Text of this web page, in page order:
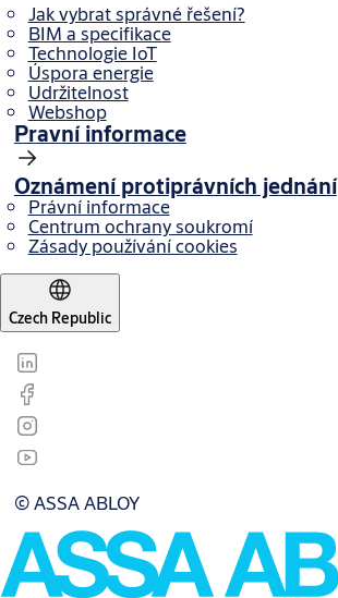
Jak vybrat správné řešení?
BIM a specifikace
Technologie IoT
Úspora energie
Udržitelnost
Webshop
Pravní informace
Oznámení protiprávních jednání
Právní informace
Centrum ochrany soukromí
Zásady používání cookies
Czech Republic
© ASSA ABLOY